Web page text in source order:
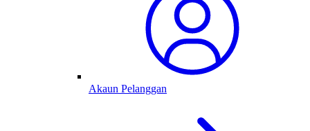
Akaun Pelanggan